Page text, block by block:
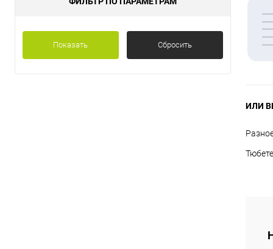
Показать Сбросить
ИЛИ